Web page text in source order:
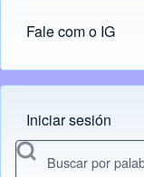
Fale com o IG
Menu do usuário
Iniciar sesión
Buscar